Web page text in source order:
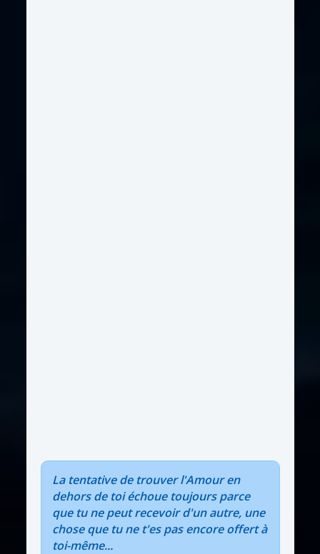
La tentative de trouver l'Amour en
dehors de toi échoue toujours parce
que tu ne peut recevoir d'un autre, une
chose que tu ne t'es pas encore offert à
toi-même...